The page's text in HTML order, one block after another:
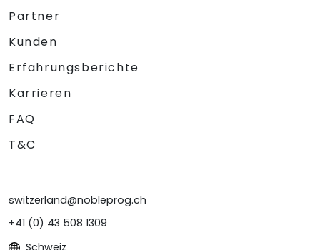
Partner
Kunden
Erfahrungsberichte
Karrieren
FAQ
T&C
switzerland@nobleprog.ch
+41 (0) 43 508 1309